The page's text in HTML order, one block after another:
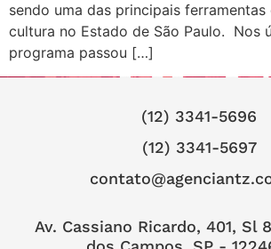
sendo uma das principais
cultura no Estado de São Paulo. Nos
programa passou […]
(12) 3341-5696
(12) 3341-5697
Av. Cassiano Ricardo, 401, Sl